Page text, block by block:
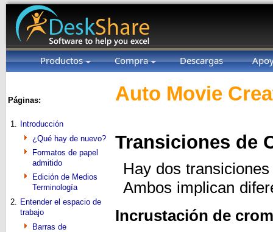
Productos Compra Descargas
Páginas:
1.
Introducción
¿Qué hay de nuevo?
Formatos de papel
admitido
Edición de Medios
Terminología
2. Entender el espacio de
trabajo
Barras de
Auto Movie
Transiciones de
Hay dos
Ambos implican
Incrustación de